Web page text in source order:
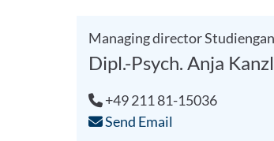
Managing director
Dipl.-Psych. Anja
+49 211 81-15036
Send Email